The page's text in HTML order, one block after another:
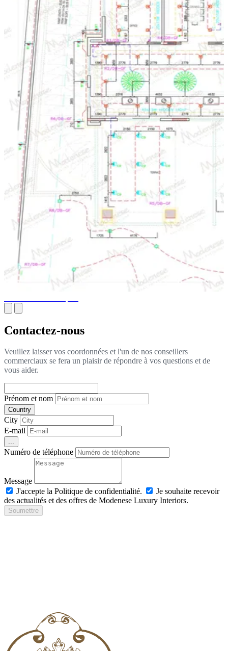
Contactez-nous
Veuillez laisser vos coordonnées et l'un de nos conseillers
commerciaux se fera un plaisir de répondre à vos questions et de
vous aider.
Prénom et nom
Country
City
E-mail
...
Numéro de téléphone
Message
J'accepte la Politique de confidentialité.
Je souhaite recevoir
des actualités et des offres de Modenese Luxury Interiors.
Soumettre